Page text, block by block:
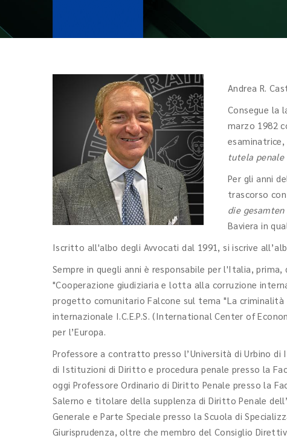
Andrea R.
Consegue la
marzo 1982
tutela
Per gli anni
trascorso
die
Baviera in
Iscritto all'albo degli Avvocati dal 1991, si iscrive
Sempre in quegli anni è responsabile per l'Italia,
"Cooperazione giudiziaria e lotta alla corruzione
progetto comunitario Falcone sul tema "La
internazionale I.C.E.P.S. (International Center of
per l’Europa.
Professore a contratto presso l’Università di Urbino
di Istituzioni di Diritto e procedura penale presso la
oggi Professore Ordinario di Diritto Penale presso la
Salerno e titolare della supplenza di Diritto Penale
Generale e Parte Speciale presso la Scuola di
Giurisprudenza, oltre che membro del Consiglio